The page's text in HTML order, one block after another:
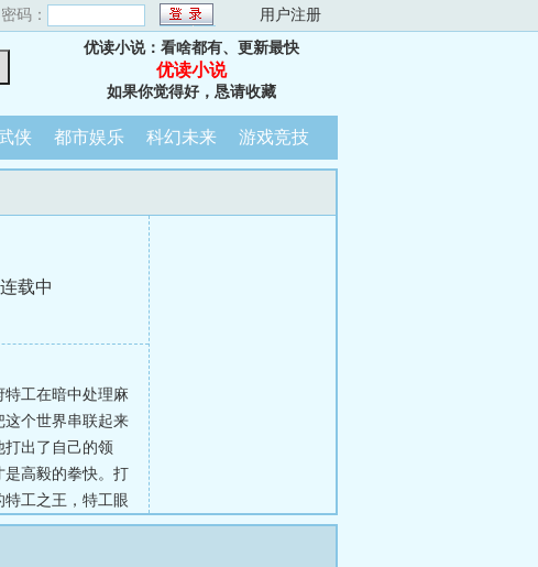
密码： 用户注册
优读小说：看啥都有、更新最快
优读小说
如果你觉得好，恳请收藏
侠 都市娱乐 科幻未来 游戏竞技
载中
工在暗中处理麻
这个世界串联起来
出了自己的领
是高毅的拳快。打
工之王，特工眼
毅，就是终极火